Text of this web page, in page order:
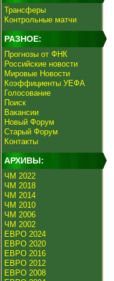
Трансферы
Контрольные матчи
РАЗНОЕ:
Прогнозы от ФНК
Российские новости
Мировые Новости
Коэффициенты УЕФА
Голосование
Поиск
Вакансии
Новый Форум
Старый Форум
Контакты
АРХИВЫ:
ЧМ 2022
ЧМ 2018
ЧМ 2014
ЧМ 2010
ЧМ 2006
ЧМ 2002
ЕВРО 2024
ЕВРО 2020
ЕВРО 2016
ЕВРО 2012
ЕВРО 2008